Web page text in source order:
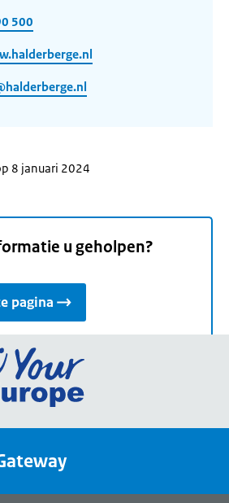
500
8 januari 2024
u geholpen?
pagina
Ga
de
een